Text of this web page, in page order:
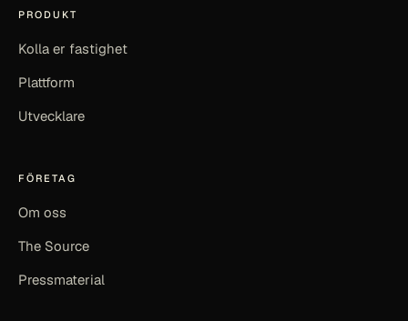
PRODUKT
Kolla er fastighet
Plattform
Utvecklare
FÖRETAG
Om oss
The Source
Pressmaterial